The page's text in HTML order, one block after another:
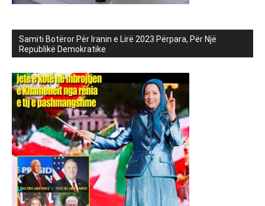
Samiti Botëror Për Iranin e Lirë 2023 Përpara, Për Një
Republikë Demokratike